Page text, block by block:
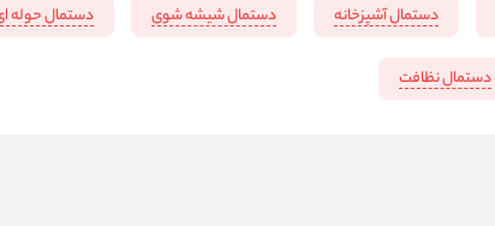
دستمال آشپزخانه دستمال شیشه شوی دستمال حوله
دستمال نظافت